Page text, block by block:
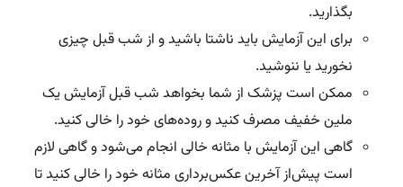
بگذارید.
برای این آزمایش باید ناشتا باشید و از شب قبل چیزی
نخورید یا ننوشید.
ممکن است پزشک از شما بخواهد شب قبل آزمایش یک
ملین خفیف مصرف کنید و روده‌های خود را خالی کنید.
گاهی این آزمایش با مثانه خالی انجام می‌شود و گاهی لازم
است پیش‌از آخرین عکس‌برداری مثانه خود را خالی کنید تا